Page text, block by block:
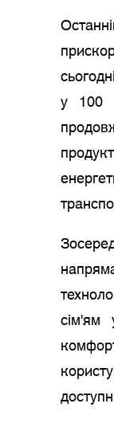
у 100
сім'ям